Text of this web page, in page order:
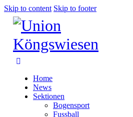
Skip to content Skip to footer
Home
News
Sektionen
Bogensport
Fussball